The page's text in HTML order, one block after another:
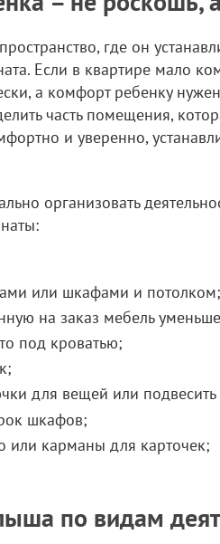
где он
Если в квартире мало
а комфорт ребенку
часть помещения,
и уверенно,
организовать
или шкафами и потолком;
на заказ мебель
под кроватью;
для вещей или
шкафов;
или карманы для карточек;
по видам